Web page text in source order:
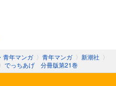
青年マンガ 〉 青年マンガ 〉 新潮社 〉
〉 でっちあげ 分冊版第21巻